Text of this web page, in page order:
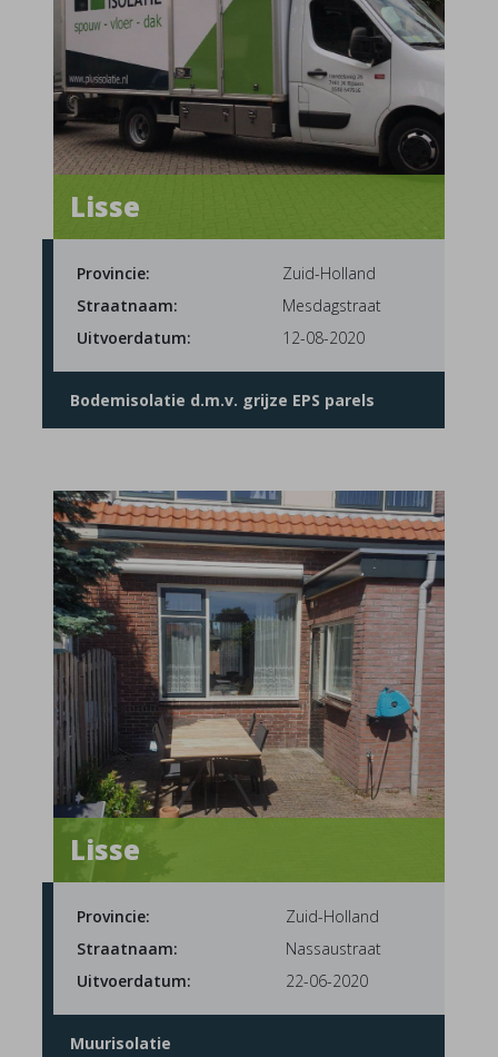
Lisse
Provincie:
Zuid-Holland
Straatnaam:
Mesdagstraat
Uitvoerdatum:
12-08-2020
Bodemisolatie d.m.v. grijze EPS parels
Lisse
Provincie:
Zuid-Holland
Straatnaam:
Nassaustraat
Uitvoerdatum:
22-06-2020
Muurisolatie